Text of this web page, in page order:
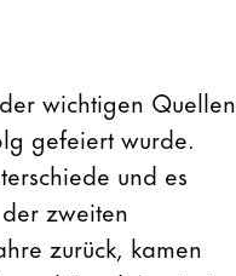
wichtigen Quellen
gefeiert wurde.
und es
zweiten
zurück, kamen